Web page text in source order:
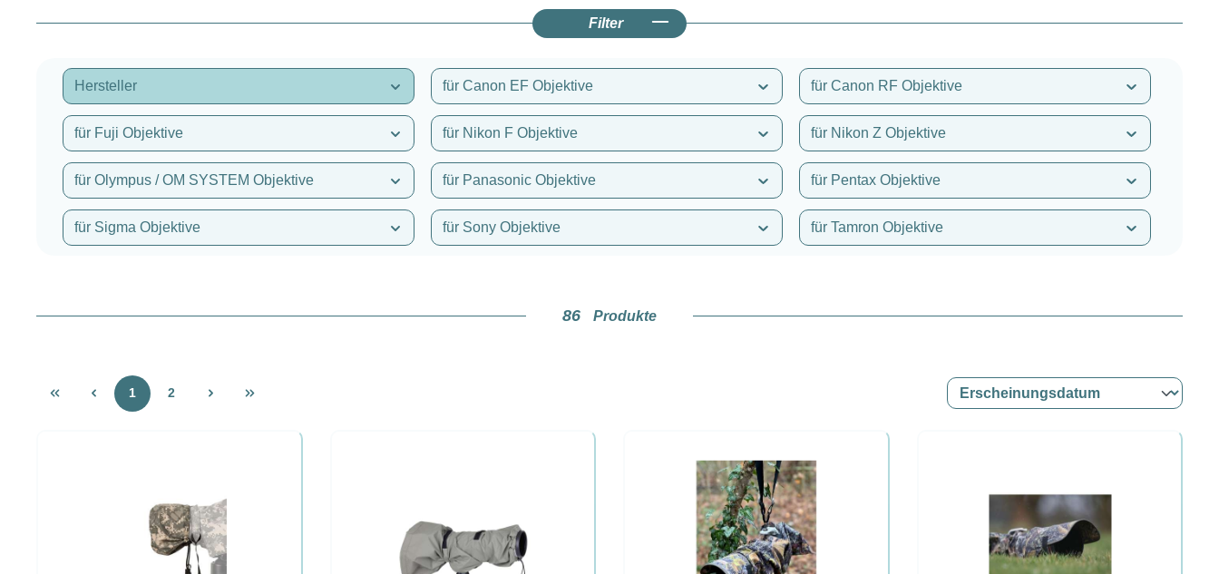
Filter
Hersteller für Canon EF Objektive für Canon RF Objektive
für Fuji Objektive für Nikon F Objektive für Nikon Z Objektive
für Olympus / OM SYSTEM Objektive für Panasonic Objektive für Pentax Objektive
für Sigma Objektive für Sony Objektive für Tamron Objektive
86 Produkte
Seite
1 Seite
2